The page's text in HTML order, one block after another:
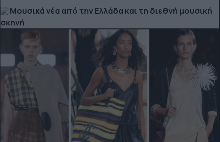
Μουσικά νέα από την Ελλάδα και τη διεθνή μουσική
σκηνή